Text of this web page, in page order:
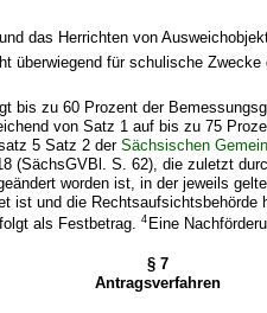
das Herrichten von
überwiegend für schulische
bis zu 60 Prozent der
von Satz 1 auf bis zu 75
5 Satz 2 derSächsischen
(SächsGVBl. S. 62), die zuletzt
worden ist, in der jeweils
ist und die Rechtsaufsichtsbehörde
als Festbetrag.4 Eine
§ 7
Antragsverfahren